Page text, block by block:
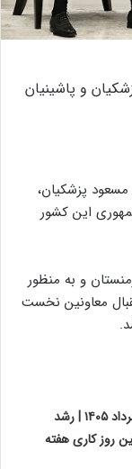
و پاشینیان
پزشکیان،
این کشور
و به منظور
۲۷ مرداد با استقبال معاونین نخست
گزارش بورس امروز شنبه ۱۷ مرداد ۱۴۰۵ | رشد
روز کاری هفته